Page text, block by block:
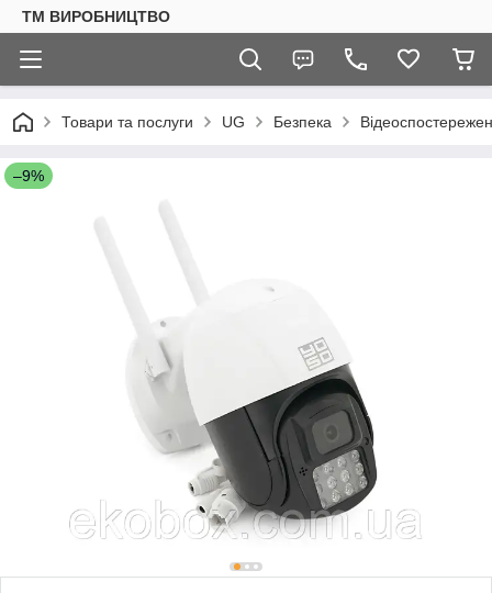
ТМ ВИРОБНИЦТВО
Товари та послуги UG Безпека
–9%